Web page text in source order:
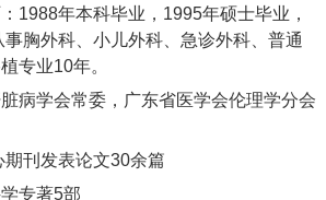
1988年本科毕业，1995年硕士毕业，
胸外科、小儿外科、急诊外科、普通
专业10年。
病学会常委，广东省医学会伦理学分会
刊发表论文30余篇
专著5部